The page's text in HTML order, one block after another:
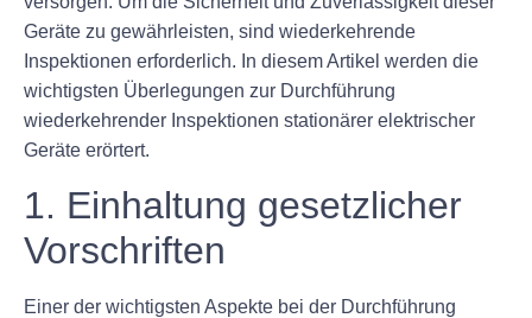
Geräte zu gewährleisten, sind wiederkehrende
Inspektionen erforderlich. In diesem Artikel werden die
wichtigsten Überlegungen zur Durchführung
wiederkehrender Inspektionen stationärer elektrischer
Geräte erörtert.
1. Einhaltung gesetzlicher
Vorschriften
Einer der wichtigsten Aspekte bei der Durchführung